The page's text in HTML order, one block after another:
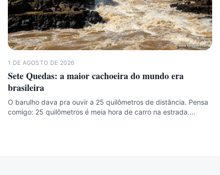
1 DE AGOSTO DE 2026
Sete Quedas: a maior cachoeira do mundo era
brasileira
O barulho dava pra ouvir a 25 quilômetros de distância. Pensa
comigo: 25 quilômetros é meia hora de carro na estrada.…